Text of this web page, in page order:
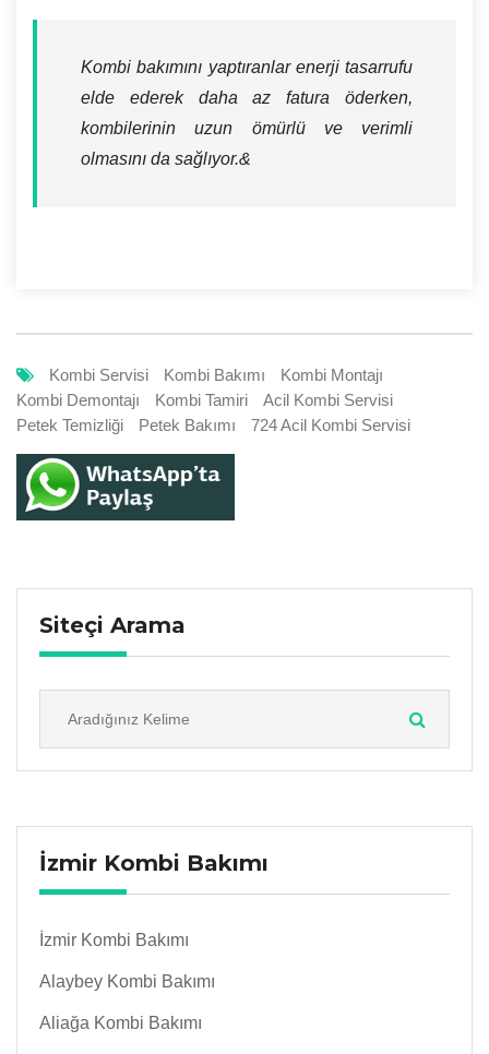
Kombi bakımını yaptıranlar enerji tasarrufu
elde ederek daha az fatura öderken,
kombilerinin uzun ömürlü ve verimli
olmasını da sağlıyor.&
Kombi Servisi Kombi Bakımı
Kombi Montajı
Kombi Demontajı
Kombi Tamiri
Acil Kombi Servisi
Petek Temizliği
Petek Bakımı 724 Acil Kombi Servisi
Siteçi Arama
İzmir Kombi Bakımı
İzmir Kombi Bakımı
Alaybey Kombi Bakımı
Aliağa Kombi Bakımı